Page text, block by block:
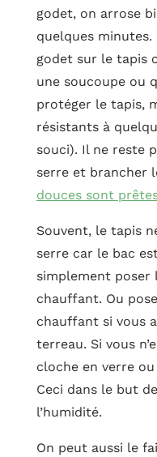
godet, on arrose
quelques minutes.
godet sur le tapis
une soucoupe ou
protéger le tapis,
résistants à
souci). Il ne reste
serre et brancher
douces sont
Souvent, le tapis
serre car le bac
simplement poser
chauffant. Ou
chauffant si vous
terreau. Si vous
cloche en verre
Ceci dans le but
l’humidité.
On peut aussi le